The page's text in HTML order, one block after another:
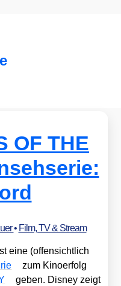
OF THE
• Film, TV & Stream
eine (offen­sicht­lich
zum Kino­er­folg
geben. Dis­ney zeigt